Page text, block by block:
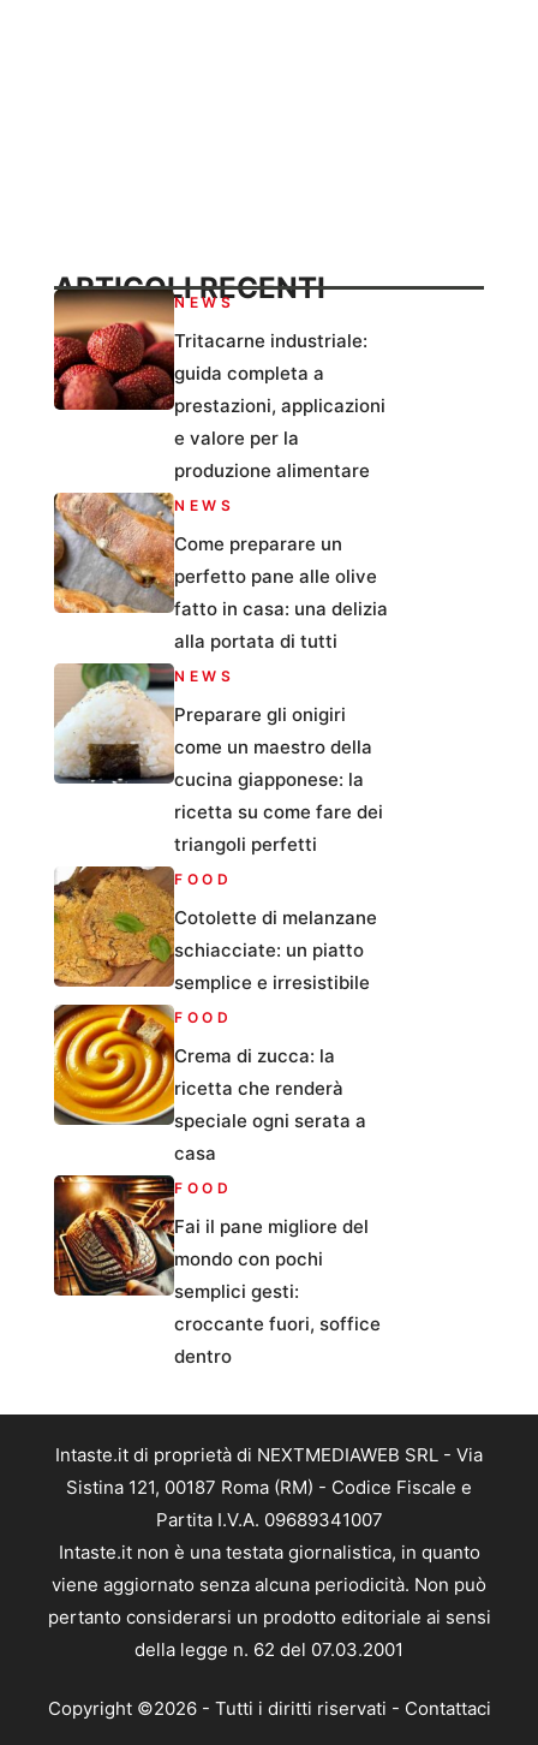
ARTICOLI RECENTI
NEWS
Tritacarne industriale:
guida completa a
prestazioni, applicazioni
e valore per la
produzione alimentare
NEWS
Come preparare un
perfetto pane alle olive
fatto in casa: una delizia
alla portata di tutti
NEWS
Preparare gli onigiri
come un maestro della
cucina giapponese: la
ricetta su come fare dei
triangoli perfetti
FOOD
Cotolette di melanzane
schiacciate: un piatto
semplice e irresistibile
FOOD
Crema di zucca: la
ricetta che renderà
speciale ogni serata a
casa
FOOD
Fai il pane migliore del
mondo con pochi
semplici gesti:
croccante fuori, soffice
dentro
Intaste.it di proprietà di NEXTMEDIAWEB SRL - Via
Sistina 121, 00187 Roma (RM) - Codice Fiscale e
Partita I.V.A. 09689341007
Intaste.it non è una testata giornalistica, in quanto
viene aggiornato senza alcuna periodicità. Non può
pertanto considerarsi un prodotto editoriale ai sensi
della legge n. 62 del 07.03.2001
Copyright ©2026 - Tutti i diritti riservati - Contattaci